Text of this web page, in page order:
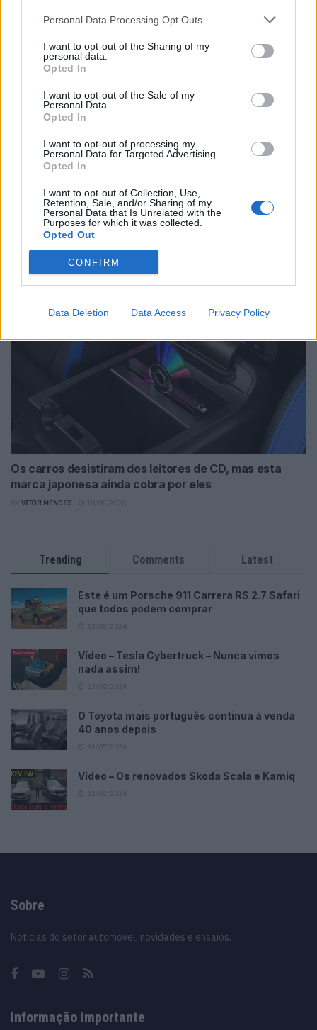
Personal Data Processing Opt Outs
I want to opt-out of the Sharing of my
personal data.
Opted In
I want to opt-out of the Sale of my
Personal Data.
Opted In
I want to opt-out of processing my
Personal Data for Targeted Advertising.
Opted In
I want to opt-out of Collection, Use,
Retention, Sale, and/or Sharing of my
Personal Data that Is Unrelated with the
Purposes for which it was collected.
Opted Out
CONFIRM
Data Deletion Data Access Privacy Policy
VIRGILIO MACHADO 10/08/2026
Este elétrico gera mais energia do que gasta. Só não é
VITOR MENDES 10/08/2026
Os carros desistiram dos leitores de CD, mas esta
marca japonesa ainda cobra por eles
VITOR MENDES
Trending Comments Latest
Este é um Porsche 911 Carrera RS 2.7 Safari
que todos podem comprar
Vídeo – Tesla Cybertruck – Nunca vimos
nada assim!
O Toyota mais português continua à venda
40 anos depois
Vídeo – Os renovados Skoda Scala e Kamiq
Sobre
Noticias do setor automóvel, novidades e ensaios.
Informação importante